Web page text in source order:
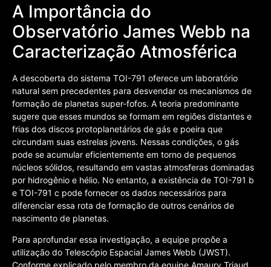
A Importância do
Observatório James Webb na
Caracterização Atmosférica
A descoberta do sistema TOI-791 oferece um laboratório
natural sem precedentes para desvendar os mecanismos de
formação de planetas super-fofos. A teoria predominante
sugere que esses mundos se formam em regiões distantes e
frias dos discos protoplanetários de gás e poeira que
circundam suas estrelas jovens. Nessas condições, o gás
pode se acumular eficientemente em torno de pequenos
núcleos sólidos, resultando em vastas atmosferas dominadas
por hidrogênio e hélio. No entanto, a existência de TOI-791 b
e TOI-791 c pode fornecer os dados necessários para
diferenciar essa rota de formação de outros cenários de
nascimento de planetas.
Para aprofundar essa investigação, a equipe propõe a
utilização do Telescópio Espacial James Webb (JWST).
Conforme explicado pelo membro da equipe Amaury Triaud,